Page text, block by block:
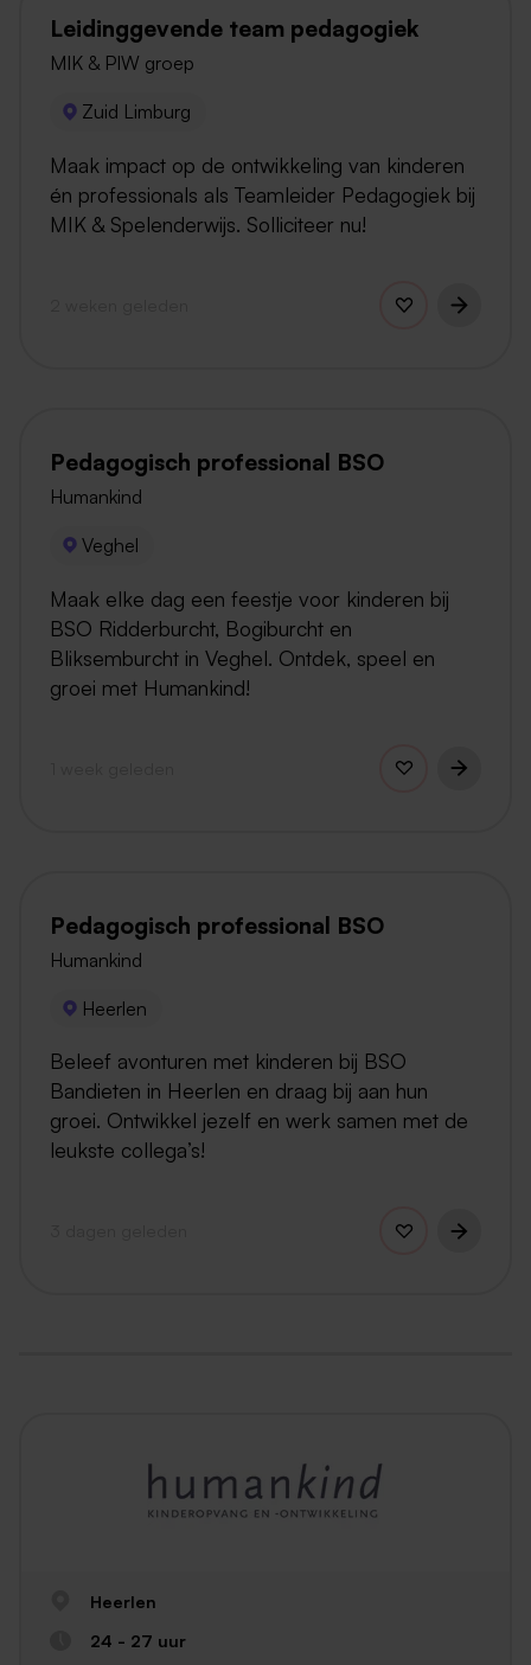
Leidinggevende team pedagogiek
MIK & PIW groep
Zuid Limburg
Maak impact op de ontwikkeling van kinderen
én professionals als Teamleider Pedagogiek bij
MIK & Spelenderwijs. Solliciteer nu!
Pedagogisch professional BSO
Humankind
Veghel
Maak elke dag een feestje voor kinderen bij
BSO Ridderburcht, Bogiburcht en
Bliksemburcht in Veghel. Ontdek, speel en
groei met Humankind!
Pedagogisch professional BSO
Humankind
Heerlen
Beleef avonturen met kinderen bij BSO
Bandieten in Heerlen en draag bij aan hun
groei. Ontwikkel jezelf en werk samen met de
leukste collega’s!
Heerlen
24 - 27 uur